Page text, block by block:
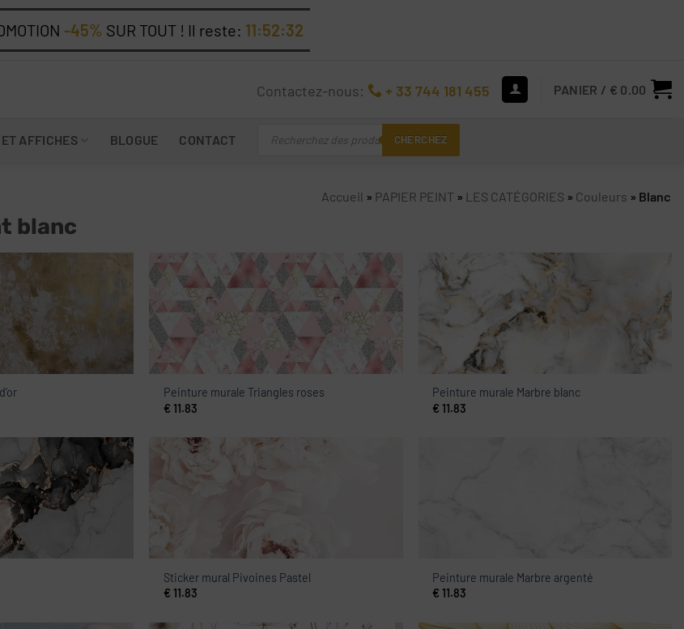
-45% SUR TOUT ! Il reste: 11:52:30
Contactez-nous: + 33 744 181 455 PANIER / € 0.00
AFFICHES BLOGUE CONTACT CHERCHEZ
Accueil » PAPIER PEINT » LES CATÉGORIES » Couleurs » Blanc
blanc
Peinture murale Triangles roses
€ 11.83
Peinture murale Marbre blanc
€ 11.83
Sticker mural Pivoines Pastel
€ 11.83
Peinture murale Marbre argenté
€ 11.83